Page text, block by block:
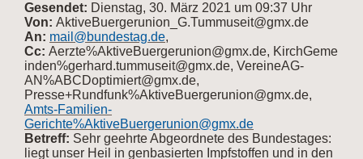
Gesendet: Dienstag, 30. März 2021 um 09:37 Uhr
Von: AktiveBuergerunion_G.Tummuseit@gmx.de
An: mail@bundestag.de,
Cc: Aerzte%AktiveBuergerunion@gmx.de, KirchGeme
inden%gerhard.tummuseit@gmx.de, VereineAG-
AN%ABCDoptimiert@gmx.de,
Presse+Rundfunk%AktiveBuergerunion@gmx.de,
Amts-Familien-
Gerichte%AktiveBuergerunion@gmx.de
Betreff: Sehr geehrte Abgeordnete des Bundestages:
liegt unser Heil in genbasierten Impfstoffen und in den